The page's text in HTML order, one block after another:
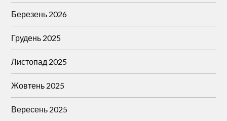
Березень 2026
Грудень 2025
Листопад 2025
Жовтень 2025
Вересень 2025